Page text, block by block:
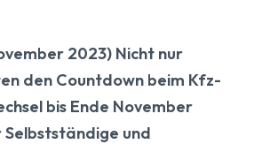
2023) Nicht nur
den Countdown beim Kfz-
bis Ende November
Selbstständige und